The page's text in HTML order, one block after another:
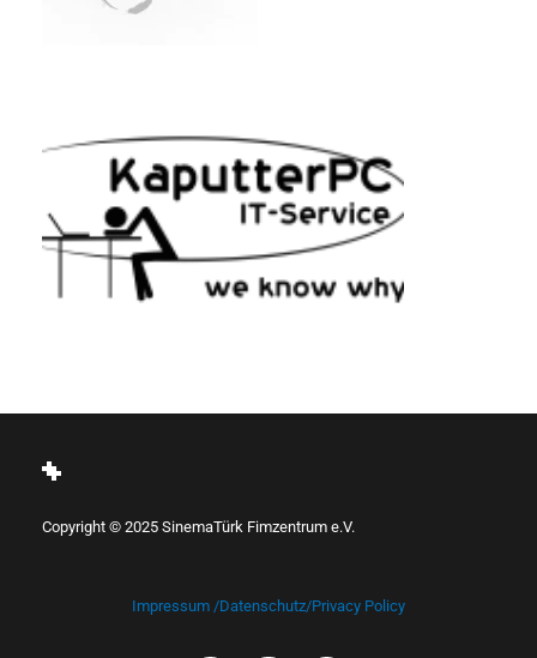
Copyright © 2025 SinemaTürk Fimzentrum e.V.
Impressum /Datenschutz/Privacy Policy